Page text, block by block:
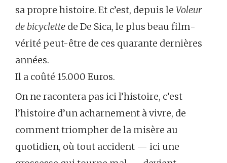
sa propre histoire. Et c’est, depuis le Voleur
de bicyclette de De Sica, le plus beau film-
vérité peut-être de ces quarante dernières
années.
Il a coûté 15.000 Euros.
On ne racontera pas ici l’histoire, c’est
l’histoire d’un acharnement à vivre, de
comment triompher de la misère au
quotidien, où tout accident — ici une